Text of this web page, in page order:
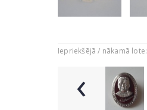
Iepriekšējā / nākamā lote:
‹